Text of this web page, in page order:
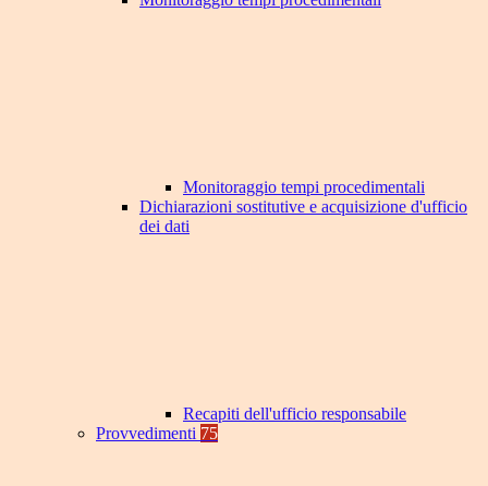
Monitoraggio tempi procedimentali
Dichiarazioni sostitutive e acquisizione d'ufficio
dei dati
Recapiti dell'ufficio responsabile
Provvedimenti 75